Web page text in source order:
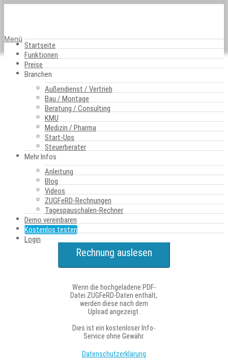
Menü
Startseite
Funktionen
Preise
Branchen
Außendienst / Vertrieb
Bau / Montage
Beratung / Consulting
KMU
Medizin / Pharma
Start-Ups
Steuerberater
Mehr Infos
Anleitung
Blog
Videos
ZUGFeRD-Rechnungen
Tagespauschalen-Rechner
Demo vereinbaren
Kostenlos testen
Login
ZUGFeRD Viewer – Ein
Service von Ihrem
Reisekosten-Partner
Belegmeister
Wählen Sie eine E-Rechnung aus, die ausgelesen werden
soll:
Rechnung auslesen
Wenn die hochgeladene PDF-
Datei ZUGFeRD-Daten enthält,
werden diese nach dem
Upload angezeigt.
Dies ist ein kostenloser Info-
Service ohne Gewähr.
Datenschutzerklärung